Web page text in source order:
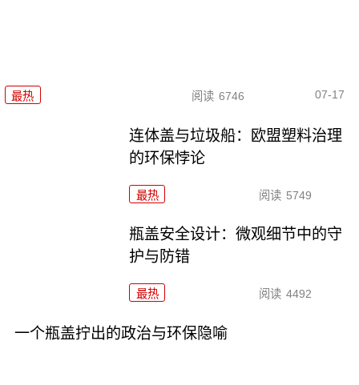
最热 阅读 6746 07-17
连体盖与垃圾船：欧盟塑料治理
的环保悖论
最热 阅读 5749
瓶盖安全设计：微观细节中的守
护与防错
最热 阅读 4492
一个瓶盖拧出的政治与环保隐喻